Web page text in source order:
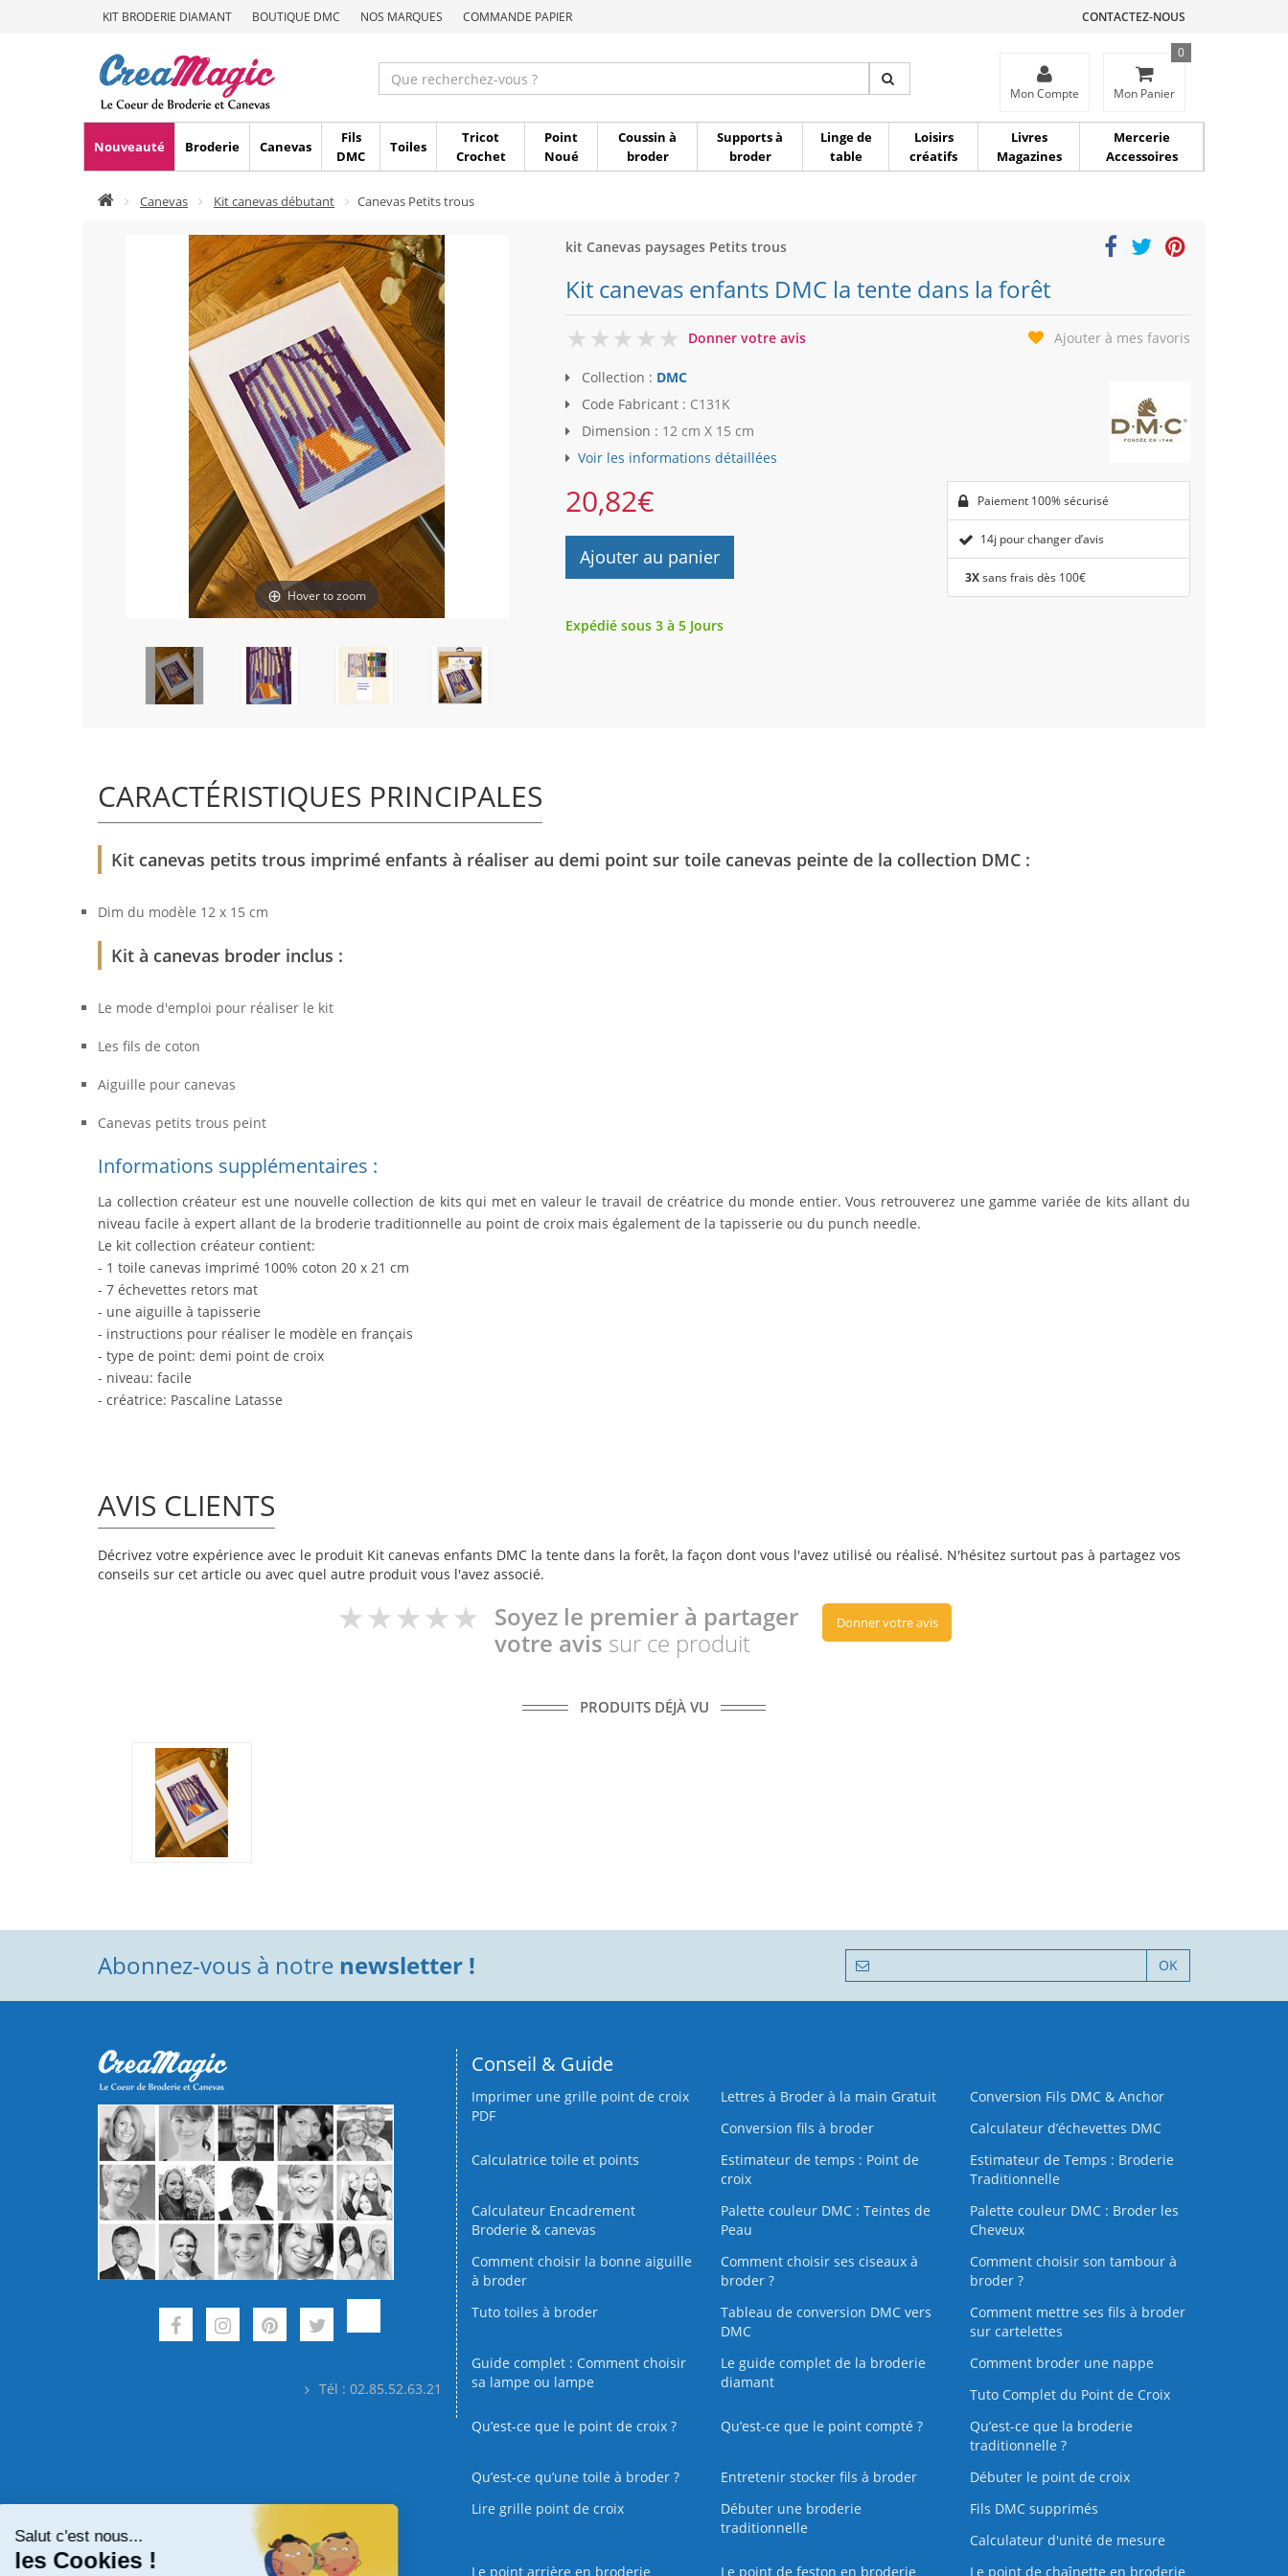
KIT BRODERIE DIAMANT BOUTIQUE DMC NOS MARQUES COMMANDE PAPIER CONTACTEZ-NOUS
Mon Compte Mon Panier
0
Nouveauté Broderie Canevas
Fils
DMC
Toiles
Tricot
Crochet
Point
Noué
Coussin à
broder
Supports à
broder
Linge de
table
Loisirs
créatifs
Livres
Magazines
Mercerie
Accessoires
Canevas Kit canevas débutant Canevas Petits trous
Hover to zoom
kit Canevas paysages Petits trous
Kit canevas enfants DMC la tente dans la forêt
0
Donner votre avis Ajouter à mes favoris
Collection : DMC
Code Fabricant : C131K
Dimension : 12 cm X 15 cm
Voir les informations détaillées
20,82€
Ajouter au panier
Paiement 100% sécurisé
14j pour changer d’avis
3Xsans frais dès 100€
Expédié sous 3 à 5 Jours
CARACTÉRISTIQUES PRINCIPALES
Kit canevas petits trous imprimé enfants à réaliser au demi point sur toile canevas peinte de la collection DMC :
Dim du modèle 12 x 15 cm
Kit à canevas broder inclus :
Le mode d'emploi pour réaliser le kit
Les fils de coton
Aiguille pour canevas
Canevas petits trous peint
Informations supplémentaires :
La collection créateur est une nouvelle collection de kits qui met en valeur le travail de créatrice du monde entier. Vous retrouverez une gamme variée de kits allant du
niveau facile à expert allant de la broderie traditionnelle au point de croix mais également de la tapisserie ou du punch needle.
Le kit collection créateur contient:
- 1 toile canevas imprimé 100% coton 20 x 21 cm
- 7 échevettes retors mat
- une aiguille à tapisserie
- instructions pour réaliser le modèle en français
- type de point: demi point de croix
- niveau: facile
- créatrice: Pascaline Latasse
AVIS CLIENTS
Décrivez votre expérience avec le produit Kit canevas enfants DMC la tente dans la forêt, la façon dont vous l'avez utilisé ou réalisé. N'hésitez surtout pas à partagez vos
conseils sur cet article ou avec quel autre produit vous l'avez associé.
Soyez le premier à partager
votre avis sur ce produit
Donner votre avis
PRODUITS DÉJÀ VU
Abonnez-vous à notre newsletter ! OK
Tél : 02.85.52.63.21
Conseil & Guide
Imprimer une grille point de croix
PDF
Lettres à Broder à la main Gratuit
Conversion Fils DMC & Anchor
Conversion fils à broder
Calculateur d’échevettes DMC
Calculatrice toile et points
Estimateur de temps : Point de
croix
Estimateur de Temps : Broderie
Traditionnelle
Calculateur Encadrement
Broderie & canevas
Palette couleur DMC : Teintes de
Peau
Palette couleur DMC : Broder les
Cheveux
Comment choisir la bonne aiguille
à broder
Comment choisir ses ciseaux à
broder ?
Comment choisir son tambour à
broder ?
Tuto toiles à broder
Tableau de conversion DMC vers
DMC
Comment mettre ses fils à broder
sur cartelettes
Guide complet : Comment choisir
sa lampe ou lampe
Le guide complet de la broderie
diamant
Comment broder une nappe
Tuto Complet du Point de Croix
Qu’est-ce que le point de croix ?
Qu’est-ce que le point compté ?
Qu’est-ce que la broderie
traditionnelle ?
Qu’est‑ce qu’une toile à broder ?
Entretenir stocker fils à broder
Débuter le point de croix
Lire grille point de croix
Débuter une broderie
traditionnelle
Fils DMC supprimés
Calculateur d'unité de mesure
Le point arrière en broderie
Le point de feston en broderie Le point de chaînette en broderie